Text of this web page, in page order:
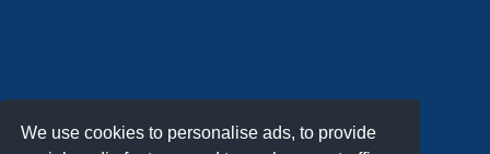
We use cookies to personalise ads, to provide